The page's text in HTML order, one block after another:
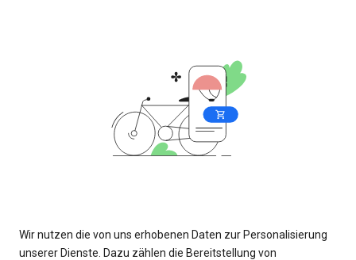
Wir nutzen die von uns erhobenen Daten zur Personalisierung
unserer Dienste. Dazu zählen die Bereitstellung von